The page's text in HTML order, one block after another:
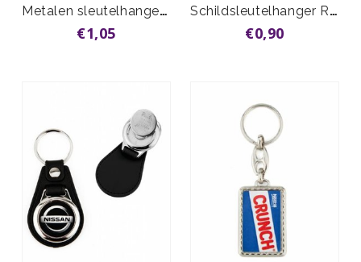
Metalen sleutelhanger S-Line rechthoek
€1,05
Schildsleutelhanger Rond vanaf
€0,90